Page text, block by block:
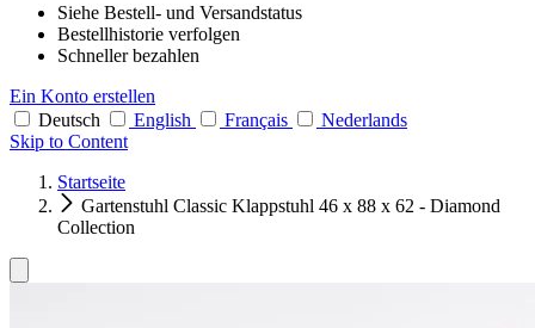
Siehe Bestell- und Versandstatus
Bestellhistorie verfolgen
Schneller bezahlen
Ein Konto erstellen
Deutsch
English Français
Nederlands
Skip to Content
Startseite
Gartenstuhl Classic Klappstuhl 46 x 88 x 62 - Diamond
Collection